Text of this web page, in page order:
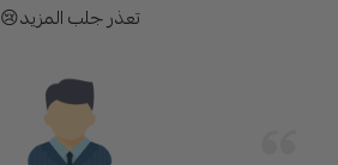
تعذر جلب المزيد😢